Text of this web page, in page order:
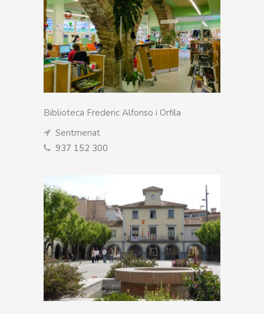
Biblioteca Frederic Alfonso i Orfila
Sentmenat
937 152 300